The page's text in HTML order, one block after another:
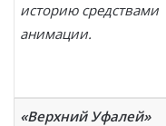
историю средствами
анимации.
«Верхний Уфалей»